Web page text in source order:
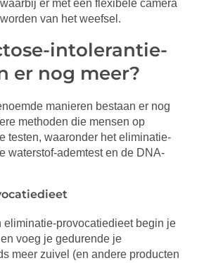
er met een flexibele camera
van het weefsel.
intolerantie-
er nog meer?
manieren bestaan er nog
methoden die mensen op
testen, waaronder het eliminatie-
waterstof-ademtest en de DNA-
eliminatie-provocatiedieet begin je
voeg je gedurende je
meer zuivel (en andere producten